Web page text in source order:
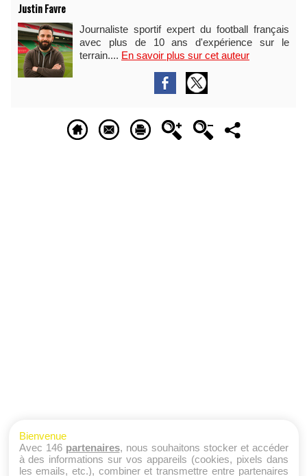
Justin Favre
Journaliste sportif expert du football français
avec plus de 10 ans d'expérience sur le
terrain.... En savoir plus sur cet auteur
Bienvenue
Avec 146 partenaires, nous souhaitons stocker et accéder
à des informations sur vos appareils (cookies, pixels dans
les emails, etc.), combiner et transmettre entre partenaires